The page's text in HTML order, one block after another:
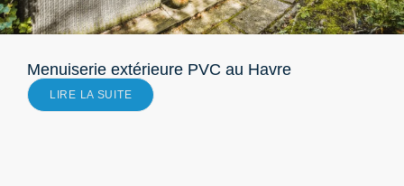
Menuiserie extérieure PVC au Havre
LIRE LA SUITE